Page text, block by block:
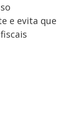
e evita que